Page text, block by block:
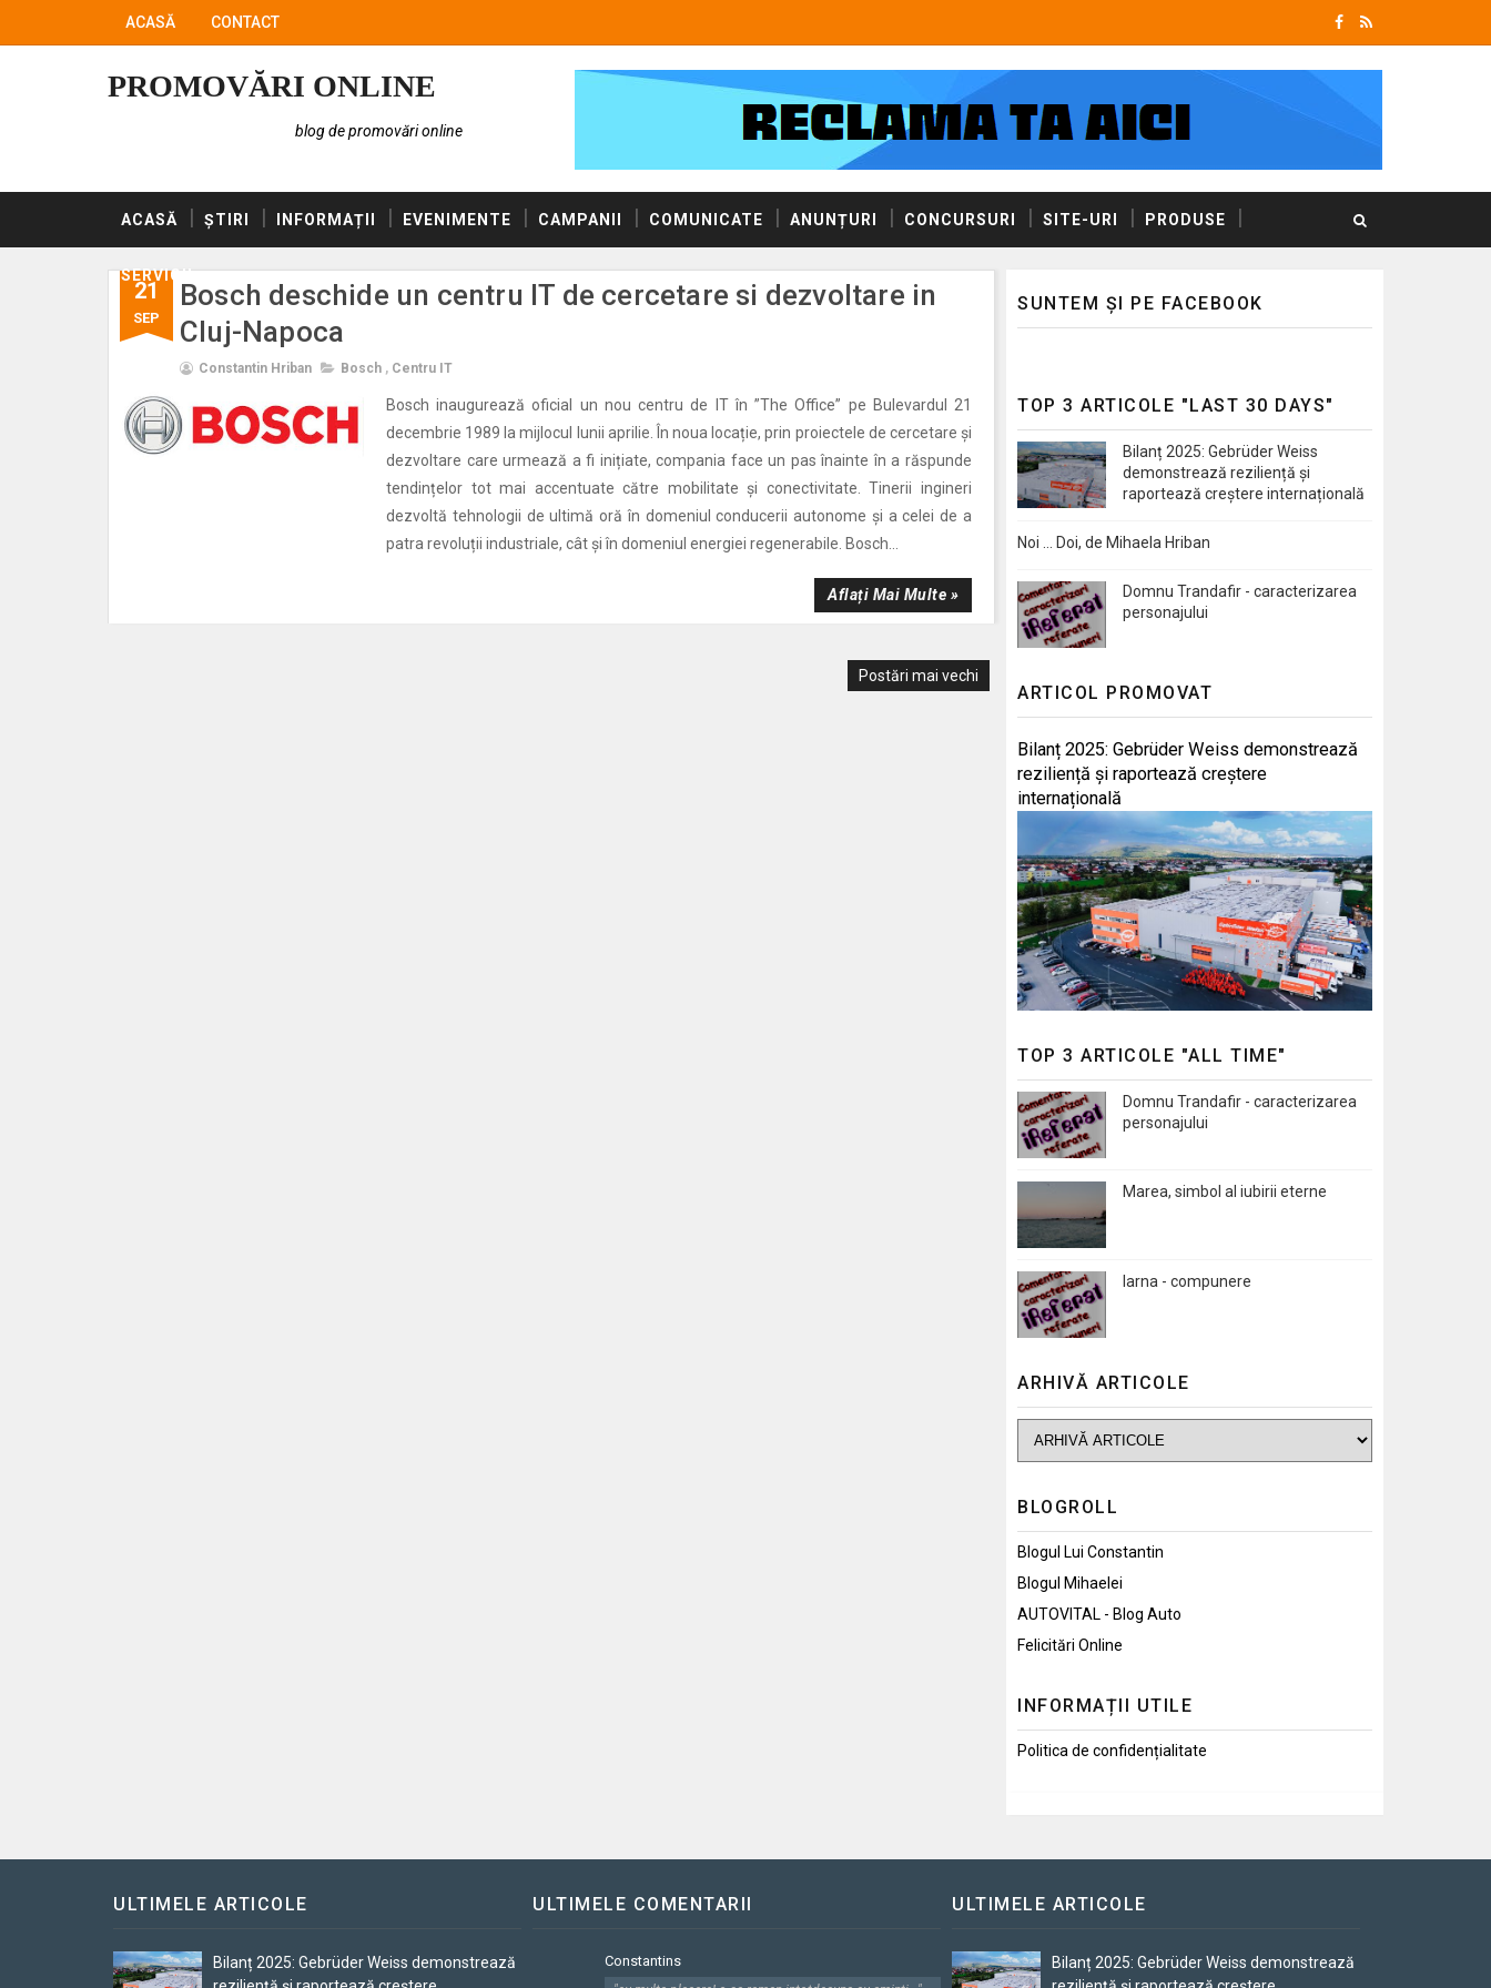
ACASĂ CONTACT
PROMOVĂRI ONLINE
blog de promovări online
ACASĂ ȘTIRI INFORMAȚII EVENIMENTE CAMPANII COMUNICATE ANUNȚURI CONCURSURI SITE-URI PRODUSE
SERVICII
21
SEP
Bosch deschide un centru IT de cercetare si dezvoltare in
Cluj-Napoca
Constantin Hriban Bosch , Centru IT
Bosch inaugurează oficial un nou centru de IT în ”The Office” pe Bulevardul 21
decembrie 1989 la mijlocul lunii aprilie. În noua locație, prin proiectele de cercetare și
dezvoltare care urmează a fi inițiate, compania face un pas înainte în a răspunde
tendințelor tot mai accentuate către mobilitate și conectivitate. Tinerii ingineri
dezvoltă tehnologii de ultimă oră în domeniul conducerii autonome și a celei de a
patra revoluții industriale, cât și în domeniul energiei regenerabile. Bosch...
Aflați Mai Multe »
Postări mai vechi
SUNTEM ȘI PE FACEBOOK
TOP 3 ARTICOLE "LAST 30 DAYS"
Bilanț 2025: Gebrüder Weiss
demonstrează reziliență și
raportează creștere internațională
Noi … Doi, de Mihaela Hriban
Domnu Trandafir - caracterizarea
personajului
ARTICOL PROMOVAT
Bilanț 2025: Gebrüder Weiss demonstrează
reziliență și raportează creștere
internațională
TOP 3 ARTICOLE "ALL TIME"
Domnu Trandafir - caracterizarea
personajului
Marea, simbol al iubirii eterne
Iarna - compunere
ARHIVĂ ARTICOLE
BLOGROLL
Blogul Lui Constantin
Blogul Mihaelei
AUTOVITAL - Blog Auto
Felicitări Online
INFORMAȚII UTILE
Politica de confidențialitate
ULTIMELE ARTICOLE
Bilanț 2025: Gebrüder Weiss demonstrează
ULTIMELE COMENTARII
Constantins
ULTIMELE ARTICOLE
Bilanț 2025: Gebrüder Weiss demonstrează